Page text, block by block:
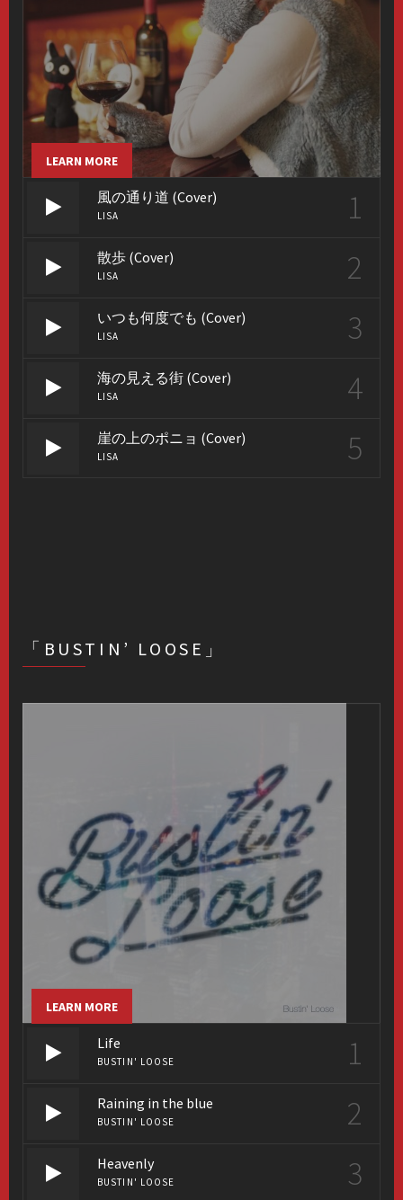
LEARN MORE
風の通り道 (Cover)
LISA 1
散歩 (Cover)
LISA 2
いつも何度でも (Cover)
LISA 3
海の見える街 (Cover)
LISA 4
崖の上のポニョ (Cover)
LISA 5
「BUSTIN’ LOOSE」
LEARN MORE
Life
BUSTIN' LOOSE 1
Raining in the blue
BUSTIN' LOOSE 2
Heavenly
BUSTIN' LOOSE 3